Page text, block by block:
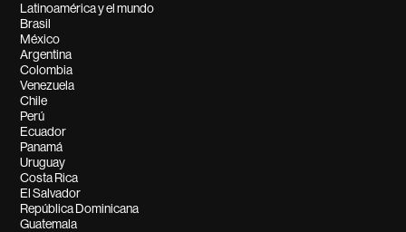
Latinoamérica y el mundo
Brasil
México
Argentina
Colombia
Venezuela
Chile
Perú
Ecuador
Panamá
Uruguay
Costa Rica
El Salvador
República Dominicana
Guatemala